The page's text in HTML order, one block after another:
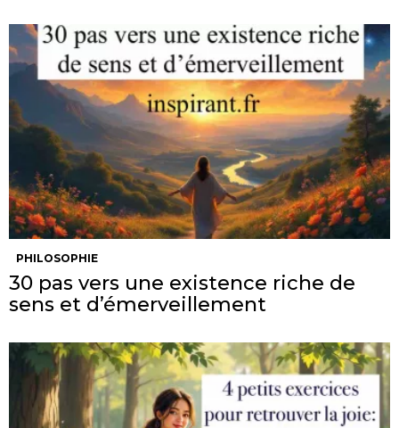
PHILOSOPHIE
30 pas vers une existence riche de
sens et d’émerveillement